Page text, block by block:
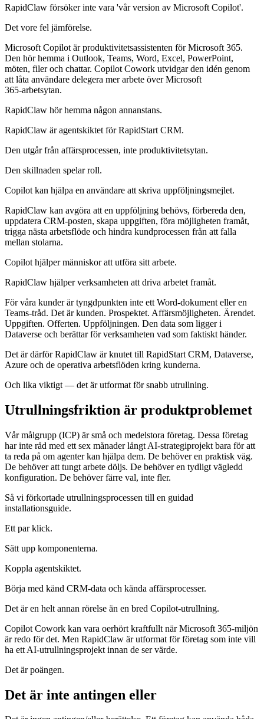
RapidClaw försöker inte vara 'vår version av Microsoft Copilot'.
Det vore fel jämförelse.
Microsoft Copilot är produktivitetsassistenten för Microsoft 365.
Den hör hemma i Outlook, Teams, Word, Excel, PowerPoint,
möten, filer och chattar. Copilot Cowork utvidgar den idén genom
att låta användare delegera mer arbete över Microsoft
365‑arbetsytan.
RapidClaw hör hemma någon annanstans.
RapidClaw är agentskiktet för RapidStart CRM.
Den utgår från affärsprocessen, inte produktivitetsytan.
Den skillnaden spelar roll.
Copilot kan hjälpa en användare att skriva uppföljningsmejlet.
RapidClaw kan avgöra att en uppföljning behövs, förbereda den,
uppdatera CRM‑posten, skapa uppgiften, föra möjligheten framåt,
trigga nästa arbetsflöde och hindra kundprocessen från att falla
mellan stolarna.
Copilot hjälper människor att utföra sitt arbete.
RapidClaw hjälper verksamheten att driva arbetet framåt.
För våra kunder är tyngdpunkten inte ett Word‑dokument eller en
Teams‑tråd. Det är kunden. Prospektet. Affärsmöjligheten. Ärendet.
Uppgiften. Offerten. Uppföljningen. Den data som ligger i
Dataverse och berättar för verksamheten vad som faktiskt händer.
Det är därför RapidClaw är knutet till RapidStart CRM, Dataverse,
Azure och de operativa arbetsflöden kring kunderna.
Och lika viktigt — det är utformat för snabb utrullning.
Utrullningsfriktion är produktproblemet
Vår målgrupp (ICP) är små och medelstora företag. Dessa företag
har inte råd med ett sex månader långt AI‑strategiprojekt bara för att
ta reda på om agenter kan hjälpa dem. De behöver en praktisk väg.
De behöver att tungt arbete döljs. De behöver en tydligt vägledd
konfiguration. De behöver färre val, inte fler.
Så vi förkortade utrullningsprocessen till en guidad
installationsguide.
Ett par klick.
Sätt upp komponenterna.
Koppla agentskiktet.
Börja med känd CRM‑data och kända affärsprocesser.
Det är en helt annan rörelse än en bred Copilot‑utrullning.
Copilot Cowork kan vara oerhört kraftfullt när Microsoft 365‑miljön
är redo för det. Men RapidClaw är utformat för företag som inte vill
ha ett AI‑utrullningsprojekt innan de ser värde.
Det är poängen.
Det är inte antingen eller